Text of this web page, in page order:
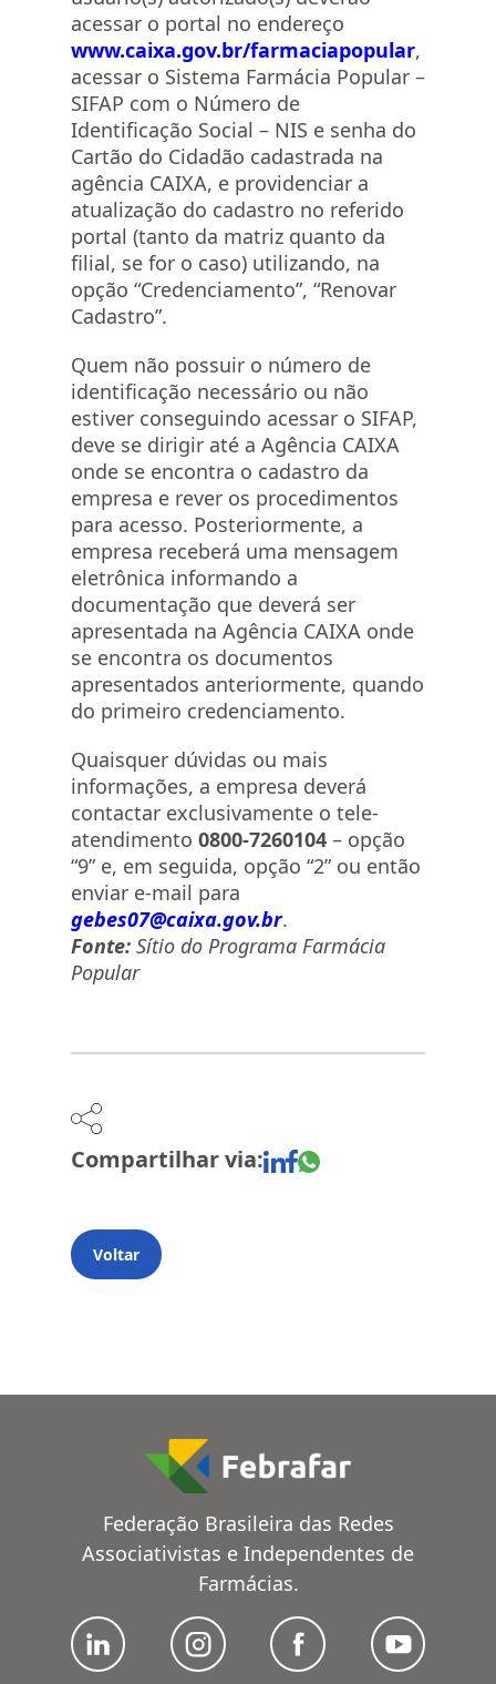
acessar o portal no endereço
www.caixa.gov.br/farmaciapopular,
acessar o Sistema Farmácia Popular –
SIFAP com o Número de
Identificação Social – NIS e senha do
Cartão do Cidadão cadastrada na
agência CAIXA, e providenciar a
atualização do cadastro no referido
portal (tanto da matriz quanto da
filial, se for o caso) utilizando, na
opção “Credenciamento”, “Renovar
Cadastro”.
Quem não possuir o número de
identificação necessário ou não
estiver conseguindo acessar o SIFAP,
deve se dirigir até a Agência CAIXA
onde se encontra o cadastro da
empresa e rever os procedimentos
para acesso. Posteriormente, a
empresa receberá uma mensagem
eletrônica informando a
documentação que deverá ser
apresentada na Agência CAIXA onde
se encontra os documentos
apresentados anteriormente, quando
do primeiro credenciamento.
Quaisquer dúvidas ou mais
informações, a empresa deverá
contactar exclusivamente o tele-
atendimento 0800-7260104 – opção
“9” e, em seguida, opção “2” ou então
enviar e-mail para
gebes07@caixa.gov.br.
Fonte: Sítio do Programa Farmácia
Popular
Compartilhar via:
Voltar
Federação Brasileira das Redes
Associativistas e Independentes de
Farmácias.